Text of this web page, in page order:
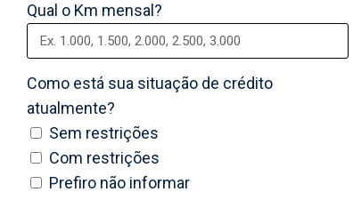
Qual o Km mensal?
Como está sua situação de crédito
atualmente?
Sem restrições
Com restrições
Prefiro não informar